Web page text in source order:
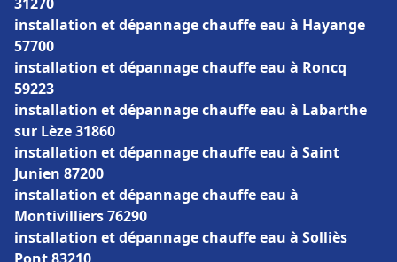
installation et dépannage chauffe eau à Hayange
57700
installation et dépannage chauffe eau à Roncq
59223
installation et dépannage chauffe eau à Labarthe
sur Lèze 31860
installation et dépannage chauffe eau à Saint
Junien 87200
installation et dépannage chauffe eau à
Montivilliers 76290
installation et dépannage chauffe eau à Solliès